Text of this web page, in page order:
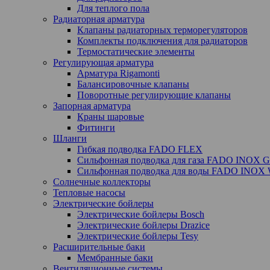
Для теплого пола
Радиаторная арматура
Клапаны радиаторных терморегуляторов
Комплекты подключения для радиаторов
Термостатические элементы
Регулирующая арматура
Арматура Rigamonti
Балансировочные клапаны
Поворотные регулирующие клапаны
Запорная арматура
Краны шаровые
Фитинги
Шланги
Гибкая подводка FADO FLEX
Сильфонная подводка для газа FADO INOX
Сильфонная подводка для воды FADO INOX
Солнечные коллекторы
Тепловые насосы
Электрические бойлеры
Электрические бойлеры Bosch
Электрические бойлеры Drazice
Электрические бойлеры Tesy
Расширительные баки
Мембранные баки